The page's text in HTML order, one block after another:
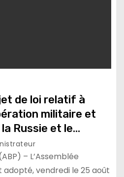
de loi relatif à
militaire et
Russie et le
– L’Assemblée
vendredi le 25 août